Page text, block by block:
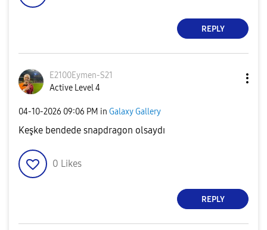
REPLY
E2100Eymen-S21
Active Level 4
‎04-10-2026 09:06 PM in Galaxy Gallery
Keşke bendede snapdragon olsaydı
0 Likes
REPLY